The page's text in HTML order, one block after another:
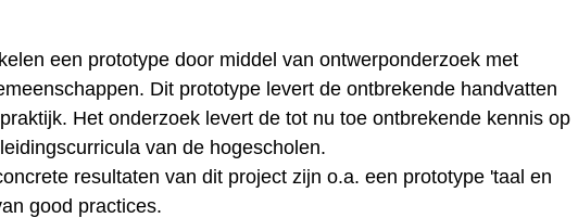
een prototype door middel van ontwerponderzoek met
Dit prototype levert de ontbrekende handvatten
Het onderzoek levert de tot nu toe ontbrekende kennis op
van de hogescholen.
resultaten van dit project zijn o.a. een prototype 'taal en
good practices.